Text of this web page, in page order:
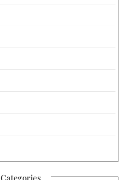
Categories